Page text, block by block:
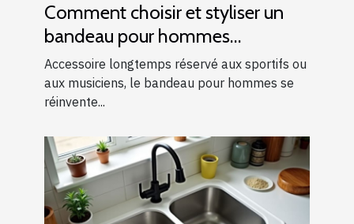
Comment choisir et styliser un
bandeau pour hommes
modernes ?
Accessoire longtemps réservé aux sportifs ou
aux musiciens, le bandeau pour hommes se
réinvente...